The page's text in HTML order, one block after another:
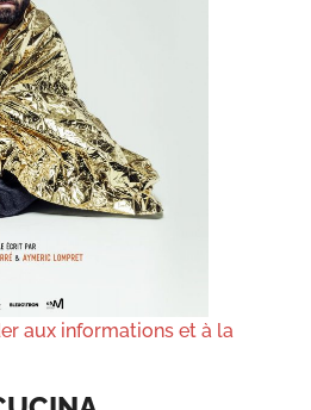
aux informations et à la